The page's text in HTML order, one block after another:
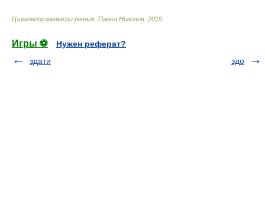
Църковнославянски речник. Павел Николов 2015
Игры ⚽
Нужен реферат?
здати
здо